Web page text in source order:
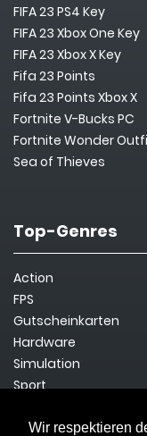
Wir respektieren
FIFA 23 PS4 Key
FIFA 23 Xbox One Key
FIFA 23 Xbox X Key
Fifa 23 Points
Fifa 23 Points Xbox X
Fortnite V-Bucks PC
Fortnite Wonder
Sea of Thieves
Top-Genres
Action
FPS
Gutscheinkarten
Hardware
Simulation
Sport
Survival